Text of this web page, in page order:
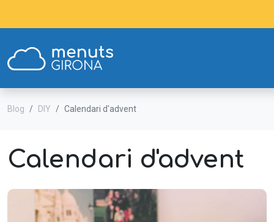
Blog DIY Calendari d'advent
Calendari d'advent